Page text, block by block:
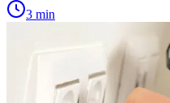
3 min